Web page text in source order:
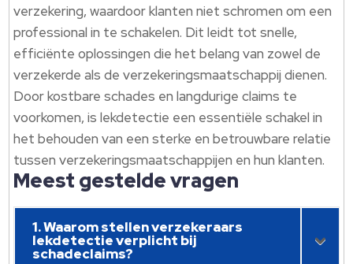
verzekering, waardoor klanten niet schromen om een
professional in te schakelen. Dit leidt tot snelle,
efficiënte oplossingen die het belang van zowel de
verzekerde als de verzekeringsmaatschappij dienen.
Door kostbare schades en langdurige claims te
voorkomen, is lekdetectie een essentiële schakel in
het behouden van een sterke en betrouwbare relatie
tussen verzekeringsmaatschappijen en hun klanten.
Meest gestelde vragen
1. Waarom stellen verzekeraars
lekdetectie verplicht bij
schadeclaims?